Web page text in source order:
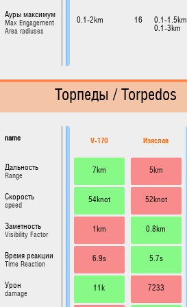
Ауры максимум
Max Engagement
Area radiuses
0.1-2km 16 0.1-1.5km
0.1-3km
Торпеды / Torpedos
name
Дальность
Range
Скорость
speed
Заметность
Visibility Factor
Время реакции
Time Reaction
Урон
damage
V-170
7km
54knot
1km
6.9s
11k
Изяслав
5km
52knot
0.8km
5.7s
7233